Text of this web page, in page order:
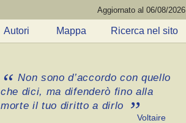
Aggiornato al 06/08/2026
Autori Mappa Ricerca nel sito
Non sono d’accordo con quello
che dici, ma difenderò fino alla
morte il tuo diritto a dirlo
Voltaire